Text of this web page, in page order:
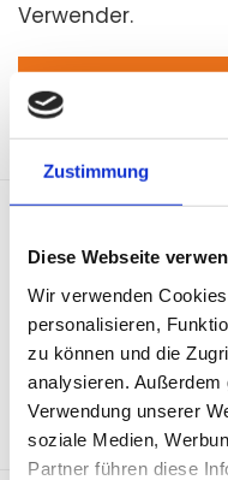
Zustimmung
Diese Webseite
Wir verwenden
personalisieren,
zu können und die
analysieren.
Verwendung unserer
soziale Medien,
Partner führen diese
Verwender.
UBA FÜR
SACHKUNDE
Gute fachliche
Antikoagulanzien –
UBA FÜR PRIVATE